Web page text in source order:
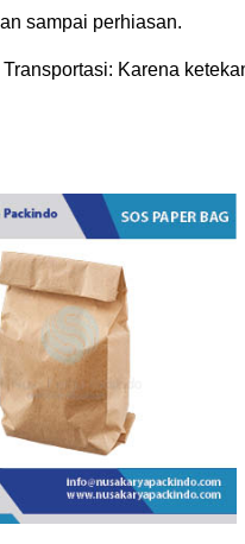
sampai perhiasan.
Karena